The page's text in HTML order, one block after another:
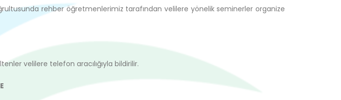
rehber öğretmenlerimiz tarafından velilere yönelik seminerler organize
velilere telefon aracılığıyla bildirilir.